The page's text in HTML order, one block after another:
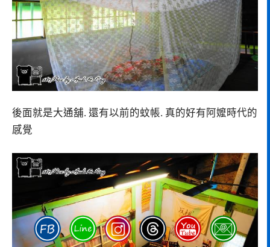
後面就是大通舖. 還有以前的蚊帳. 真的好有阿嬤時代的
感覺